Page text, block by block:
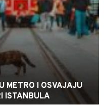
METRO I OSVAJAJU
ISTANBULA